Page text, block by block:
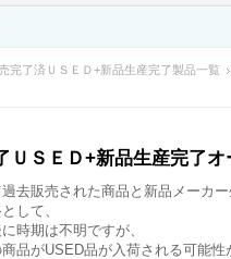
完了済ＵＳＥＤ+新品生産完了製品一覧
ＵＳＥＤ+新品生産完了
去販売された商品と新品メーカー
して、
時期は不明ですが、
品がUSED品が入荷される可能性